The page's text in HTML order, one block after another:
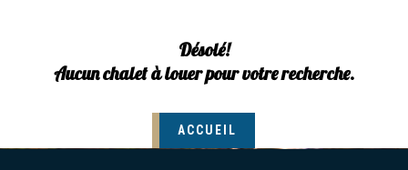
Désolé!
Aucun chalet à louer pour votre recherche.
ACCUEIL